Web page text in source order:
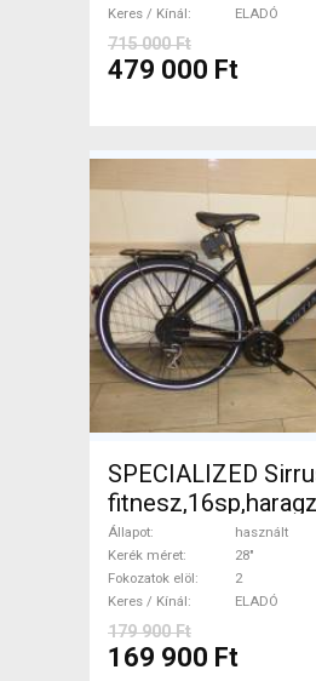
Keres / Kínál ELADÓ
715 000 Ft
479 000 Ft
SPECIALIZED
Trekking/cross
használt ELADÓ
Állapot
használt
Kerék méret
28"
Fokozatok elöl
2
Keres / Kínál
ELADÓ
179 900 Ft
169 900 Ft